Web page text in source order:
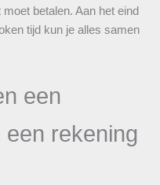
betalen. Aan het eind
tijd kun je alles samen
een
rekening